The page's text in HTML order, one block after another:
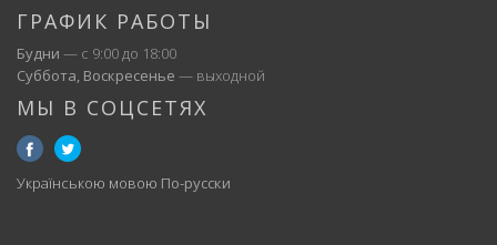
ГРАФИК РАБОТЫ
Будни — с 9:00 до 18:00
Суббота, Воскресенье — выходной
МЫ В СОЦСЕТЯХ
Українською мовою По-русски